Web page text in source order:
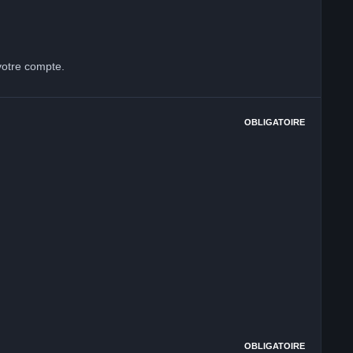
compte.
OBLIGATOIRE
OBLIGATOIRE